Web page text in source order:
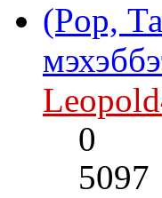
(Pop,
0
5097